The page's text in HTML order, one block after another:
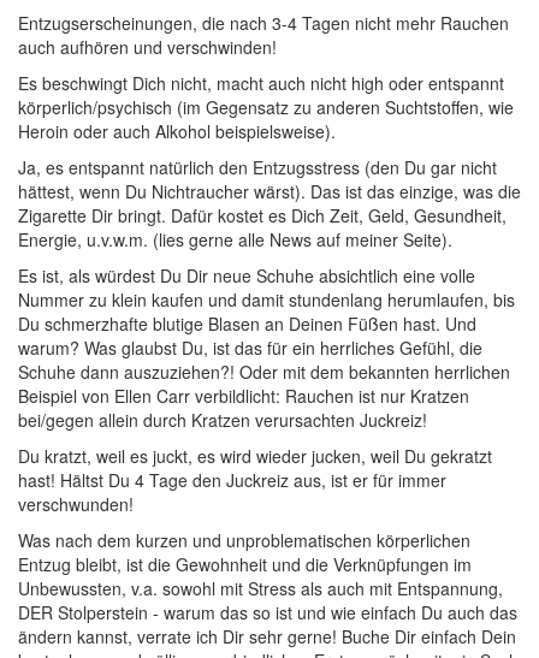
Entzugserscheinungen, die nach 3-4 Tagen nicht mehr Rauchen
auch aufhören und verschwinden!
Es beschwingt Dich nicht, macht auch nicht high oder entspannt
körperlich/psychisch (im Gegensatz zu anderen Suchtstoffen, wie
Heroin oder auch Alkohol beispielsweise).
Ja, es entspannt natürlich den Entzugsstress (den Du gar nicht
hättest, wenn Du Nichtraucher wärst). Das ist das einzige, was die
Zigarette Dir bringt. Dafür kostet es Dich Zeit, Geld, Gesundheit,
Energie, u.v.w.m. (lies gerne alle News auf meiner Seite).
Es ist, als würdest Du Dir neue Schuhe absichtlich eine volle
Nummer zu klein kaufen und damit stundenlang herumlaufen, bis
Du schmerzhafte blutige Blasen an Deinen Füßen hast. Und
warum? Was glaubst Du, ist das für ein herrliches Gefühl, die
Schuhe dann auszuziehen?! Oder mit dem bekannten herrlichen
Beispiel von Ellen Carr verbildlicht: Rauchen ist nur Kratzen
bei/gegen allein durch Kratzen verursachten Juckreiz!
Du kratzt, weil es juckt, es wird wieder jucken, weil Du gekratzt
hast! Hältst Du 4 Tage den Juckreiz aus, ist er für immer
verschwunden!
Was nach dem kurzen und unproblematischen körperlichen
Entzug bleibt, ist die Gewohnheit und die Verknüpfungen im
Unbewussten, v.a. sowohl mit Stress als auch mit Entspannung,
DER Stolperstein - warum das so ist und wie einfach Du auch das
ändern kannst, verrate ich Dir sehr gerne! Buche Dir einfach Dein